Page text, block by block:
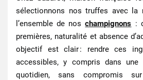
sélectionnons nos truffes avec la
l’ensemble de noschampignons :
premières, naturalité et absence
objectif est clair : rendre ces
accessibles, y compris dans une
quotidien, sans compromis